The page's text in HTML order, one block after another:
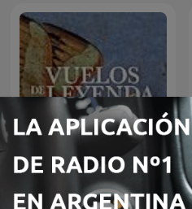
Vuelos de Leyenda